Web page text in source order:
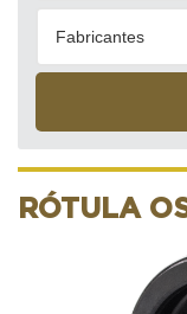
Fabricantes
RÓTULA